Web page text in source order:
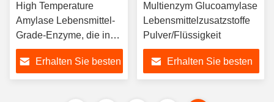
High Temperature
Amylase Lebensmittel-
Grade-Enzyme, die in
der Backerei Alkoholbier
verwendet werden
Erhalten Sie besten
Multienzym Glucoamylase
Lebensmittelzusatzstoffe
Pulver/Flüssigkeit
Erhalten Sie besten